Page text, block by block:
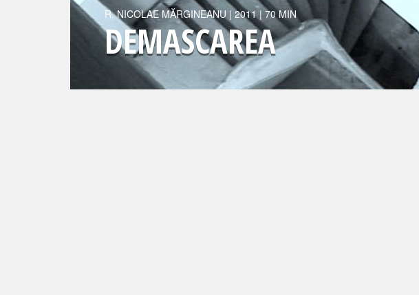
R.NICOLAE MĂRGINEANU | 2011| 70 MIN
DEMASCAREA